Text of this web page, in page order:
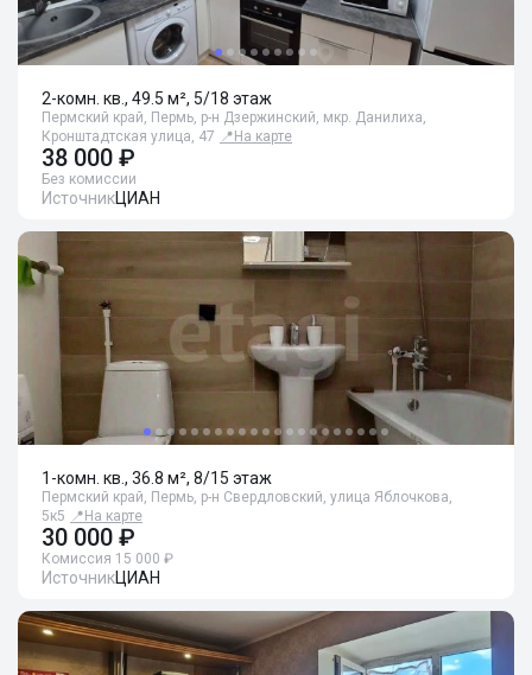
2-комн. кв., 49.5 м², 5/18 этаж
Пермский край, Пермь, р-н Дзержинский, мкр. Данилиха,
Кронштадтская улица, 47 📍 На карте
38 000 ₽
Без комиссии
ИсточникЦИАН
1-комн. кв., 36.8 м², 8/15 этаж
Пермский край, Пермь, р-н Свердловский, улица Яблочкова,
5к5 📍 На карте
30 000 ₽
Комиссия 15 000 ₽
ИсточникЦИАН